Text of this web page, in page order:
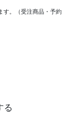
す。（受注商品・予約
る